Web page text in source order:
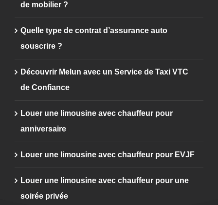
de mobilier ?
Quelle type de contrat d’assurance auto
souscrire ?
Découvrir Melun avec un Service de Taxi VTC
de Confiance
Louer une limousine avec chauffeur pour
anniversaire
Louer une limousine avec chauffeur pour EVJF
Louer une limousine avec chauffeur pour une
soirée privée